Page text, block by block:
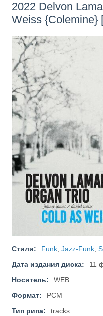
2022 Delvon
Weiss {Colemine}
Стили: Funk ,Jazz-Funk ,
Дата издания диска:
11
Носитель:
WEB
Формат:
PCM
Тип рипа:
tracks